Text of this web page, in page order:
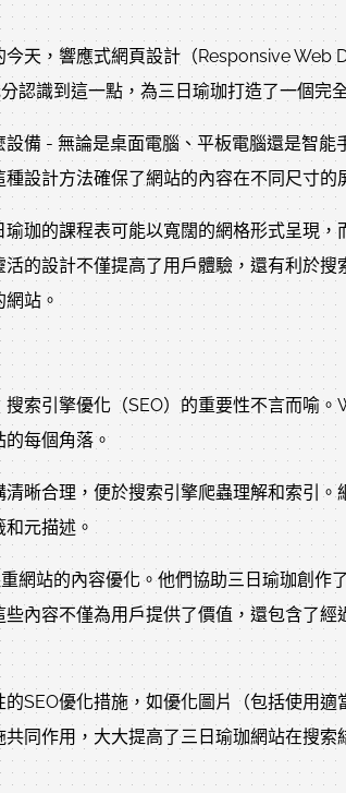
天，響應式網頁設計（Responsive Web
認識到這一點，為三日瑜珈打造了一個完
備 - 無論是桌面電腦、平板電腦還是智能
設計方法確保了網站的內容在不同尺寸的
珈的課程表可能以寬闊的網格形式呈現
的設計不僅提高了用戶體驗，還有利於
站。
索引擎優化（SEO）的重要性不言而喻
的每個角落。
晰合理，便於搜索引擎爬蟲理解和索引
元描述。
網站的內容優化。他們協助三日瑜珈創作
內容不僅為用戶提供了價值，還包含了
SEO優化措施，如優化圖片（包括使用
同作用，大大提高了三日瑜珈網站在搜索